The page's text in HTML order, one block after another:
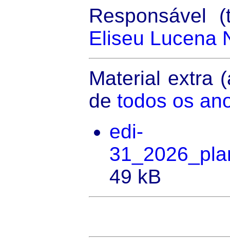
Responsável
Eliseu Lucena
Material extra
de todos os
edi-
49 kB